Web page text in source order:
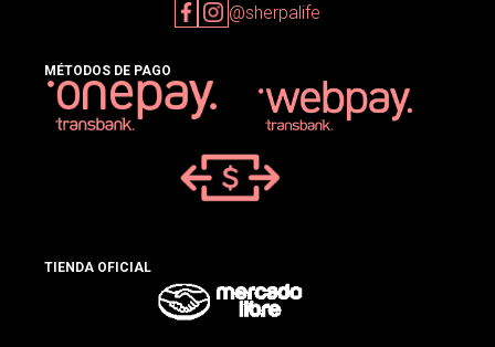
@sherpalife
MÉTODOS DE PAGO
TIENDA OFICIAL